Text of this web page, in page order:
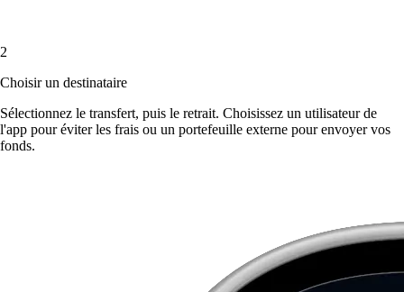
2
Choisir un destinataire
Sélectionnez le transfert, puis le retrait. Choisissez un utilisateur de
l'app pour éviter les frais ou un portefeuille externe pour envoyer vos
fonds.